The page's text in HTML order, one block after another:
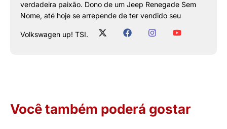
verdadeira paixão. Dono de um Jeep Renegade Sem
Nome, até hoje se arrepende de ter vendido seu
Volkswagen up! TSI.
Você também poderá gostar